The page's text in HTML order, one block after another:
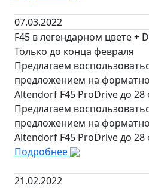
07.03.2022
F45 в легендарном цвете +
Только до конца февраля
Предлагаем
предложением на
Altendorf F45 ProDrive до 28
Предлагаем
предложением на
Altendorf F45 ProDrive до 28
Подробнее
21.02.2022